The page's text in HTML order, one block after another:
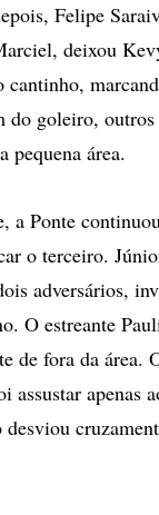
Felipe
deixou
cantinho,
do goleiro, outros
pequena área.
a Ponte
o terceiro.
adversários,
O estreante
de fora da área.
assustar apenas